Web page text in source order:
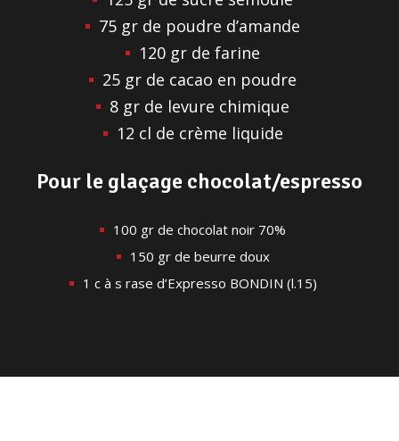
75 gr de poudre d’amande
120 gr de farine
25 gr de cacao en poudre
8 gr de levure chimique
12 cl de crème liquide
Pour le glaçage chocolat/espresso
100 gr de chocolat noir 70%
150 gr de beurre doux
1 c à s rase d’Expresso BONDIN (l.15)